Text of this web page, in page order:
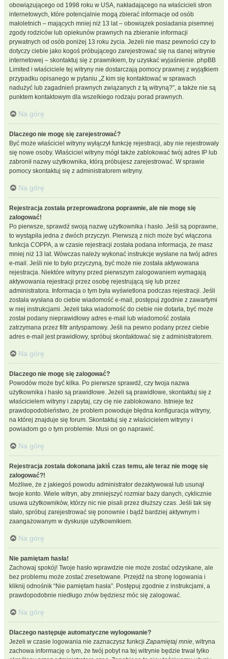
obowiązującego od 1998 roku w USA, nakładającego na właścicieli stron
internetowych, które potencjalnie mogą zbierać informacje od osób
małoletnich – mających mniej niż 13 lat – obowiązek posiadania pisemnej
zgody rodziców lub opiekunów prawnych na zbieranie informacji
prywatnych od osób poniżej 13 roku życia. Jeżeli nie masz pewności czy to
dotyczy ciebie jako kogoś próbującego zarejestrować się na danej witrynie
internetowej – skontaktuj się z prawnikiem, by uzyskać wyjaśnienie. phpBB
Limited i właściciele tej witryny nie dostarczają pomocy prawnej z wyjątkiem
przypadku opisanego w pytaniu „Z kim się kontaktować w sprawach
nadużyć lub zagadnień prawnych związanych z tą witryną?”, a także nie są
punktem kontaktowym dla wszelkiego rodzaju porad prawnych.
Na górę
Dlaczego nie mogę się zarejestrować?
Być może właściciel witryny wyłączył funkcję rejestracji, aby nie rejestrowały
się nowe osoby. Właściciel witryny mógł także zablokować twój adres IP lub
zabronił nazwy użytkownika, którą próbujesz zarejestrować. W sprawie
pomocy skontaktuj się z administratorem witryny.
Na górę
Rejestracja została przeprowadzona poprawnie, ale nie mogę się
zalogować!
Po pierwsze, sprawdź swoją nazwę użytkownika i hasło. Jeśli są poprawne,
to wystąpiła jedna z dwóch przyczyn. Pierwszą z nich może być włączona
funkcja COPPA, a w czasie rejestracji została podana informacja, że masz
mniej niż 13 lat. Wówczas należy wykonać instrukcje wysłane na twój adres
e-mail. Jeśli nie to było przyczyną, być może nie została aktywowana
rejestracja. Niektóre witryny przed pierwszym zalogowaniem wymagają
aktywowania rejestracji przez osobę rejestrującą się lub przez
administratora. Informacja o tym była wyświetlona podczas rejestracji. Jeśli
została wysłana do ciebie wiadomość e-mail, postępuj zgodnie z zawartymi
w niej instrukcjami. Jeżeli taka wiadomość do ciebie nie dotarła, być może
został podany nieprawidłowy adres e-mail lub wiadomość została
zatrzymana przez filtr antyspamowy. Jeśli na pewno podany przez ciebie
adres e-mail jest prawidłowy, spróbuj skontaktować się z administratorem.
Na górę
Dlaczego nie mogę się zalogować?
Powodów może być kilka. Po pierwsze sprawdź, czy twoja nazwa
użytkownika i hasło są prawidłowe. Jeżeli są prawidłowe, skontaktuj się z
właścicielem witryny i zapytaj, czy cię nie zablokowano. Istnieje też
prawdopodobieństwo, że problem powoduje błędna konfiguracja witryny,
na której znajduje się forum. Skontaktuj się z właścicielem witryny i
powiadom go o tym problemie. Musi on go naprawić.
Na górę
Rejestracja została dokonana jakiś czas temu, ale teraz nie mogę się
zalogować?!
Możliwe, że z jakiegoś powodu administrator dezaktywował lub usunął
twoje konto. Wiele witryn, aby zmniejszyć rozmiar bazy danych, cyklicznie
usuwa użytkowników, którzy nic nie pisali przez dłuższy czas. Jeśli tak się
stało, spróbuj zarejestrować się ponownie i bądź bardziej aktywnym i
zaangażowanym w dyskusje użytkownikiem.
Na górę
Nie pamiętam hasła!
Zachowaj spokój! Twoje hasło wprawdzie nie może zostać odzyskane, ale
bez problemu może zostać zresetowane. Przejdź na stronę logowania i
kliknij odnośnik “Nie pamiętam hasła”. Postępuj zgodnie z instrukcjami, a
prawdopodobnie niedługo znów będziesz móc się zalogować.
Na górę
Dlaczego następuje automatyczne wylogowanie?
Jeżeli w czasie logowania nie zaznaczysz funkcjiZapamiętaj mnie, witryna
zachowa informację o tym, że twój pobyt na tej witrynie będzie trwał tylko